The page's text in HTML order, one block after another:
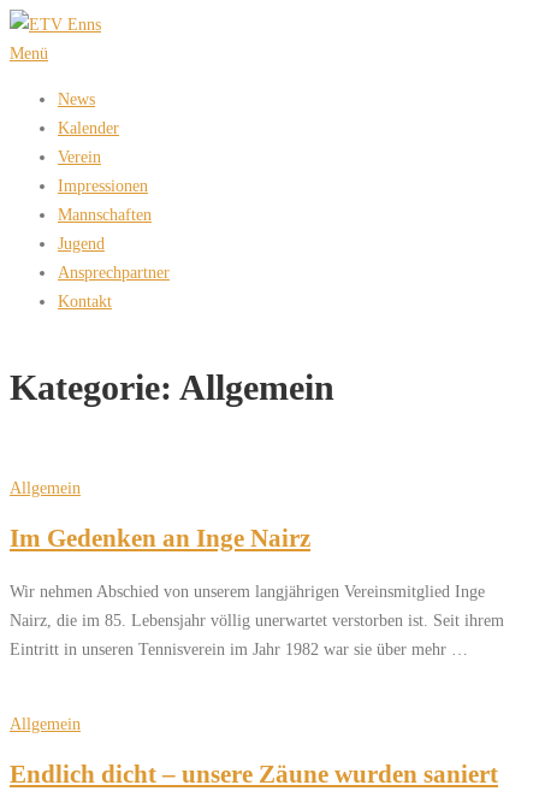
Zum
Inhalt
Menü
News
Kalender
Verein
Impressionen
Mannschaften
Jugend
Ansprechpartner
Kontakt
Kategorie: Allgemein
Allgemein
Im Gedenken an Inge Nairz
Wir nehmen Abschied von unserem langjährigen Vereinsmitglied Inge
Nairz, die im 85. Lebensjahr völlig unerwartet verstorben ist. Seit ihrem
Eintritt in unseren Tennisverein im Jahr 1982 war sie über mehr …
Allgemein
Endlich dicht – unsere Zäune wurden saniert